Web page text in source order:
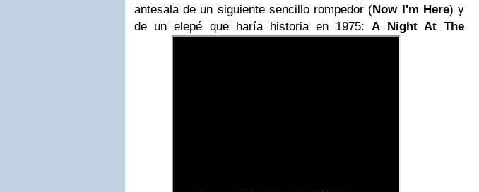
antesala de un siguiente sencillo rompedor (Now I'm Here) y
de un elepé que haría historia en 1975:A Night At The